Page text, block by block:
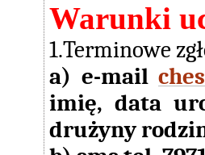
Warunki
1.Terminowe
a) e-mail
imię, data
drużyny